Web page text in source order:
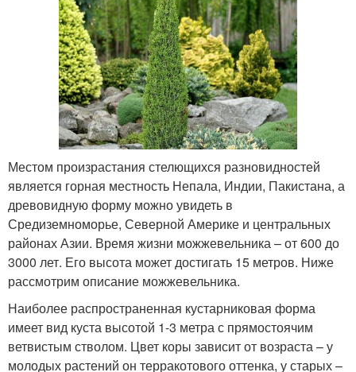
Местом произрастания стелющихся разновидностей
является горная местность Непала, Индии, Пакистана, а
древовидную форму можно увидеть в
Средиземноморье, Северной Америке и центральных
районах Азии. Время жизни можжевельника – от 600 до
3000 лет. Его высота может достигать 15 метров. Ниже
рассмотрим описание можжевельника.
Наиболее распространенная кустарниковая форма
имеет вид куста высотой 1-3 метра с прямостоячим
ветвистым стволом. Цвет коры зависит от возраста – у
молодых растений он терракотового оттенка, у старых –